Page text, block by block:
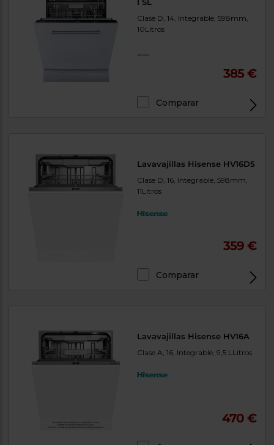
I SL
Clase D, 14, Integrable, 598mm,
10Litros
385 €
Comparar
Lavavajillas Hisense HV16D5
Clase D, 16, Integrable, 598mm,
11Litros
359 €
Comparar
Lavavajillas Hisense HV16A
Clase A, 16, Integrable, 9,5 LLitros
470 €